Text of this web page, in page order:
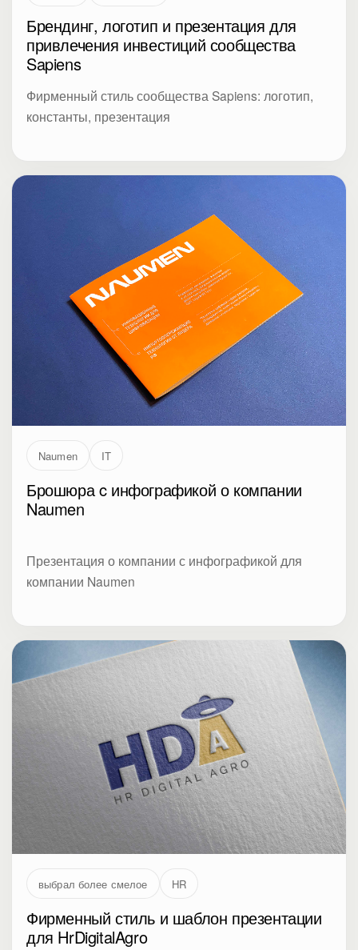
Брендинг, логотип и презентация для
привлечения инвестиций сообщества
Sapiens
Фирменный стиль сообщества Sapiens: логотип,
константы, презентация
Naumen IT
Брошюра c инфографикой о компании
Naumen
Презентация о компании с инфографикой для
компании Naumen
выбрал более смелое HR
Фирменный стиль и шаблон презентации
для HrDigitalAgro